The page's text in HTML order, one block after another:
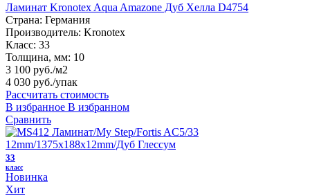
Ламинат Kronotex Aqua Amazone Дуб Хелла D4754
Страна: Германия
Производитель: Kronotex
Класс: 33
Толщина, мм: 10
3 100 руб./м2
4 030 руб./упак
Рассчитать стоимость
В избранное В избранном
Сравнить
33
класс
Новинка
Хит